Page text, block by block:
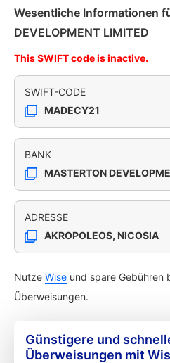
Wesentliche Informationen
DEVELOPMENT LIMITED
This SWIFT code is inactive.
SWIFT-CODE
MADECY21
BANK
MASTERTON
ADRESSE
AKROPOLEOS, NICOSIA
Nutze Wise und spare Gebühren
Überweisungen.
Günstigere und
Überweisungen mit